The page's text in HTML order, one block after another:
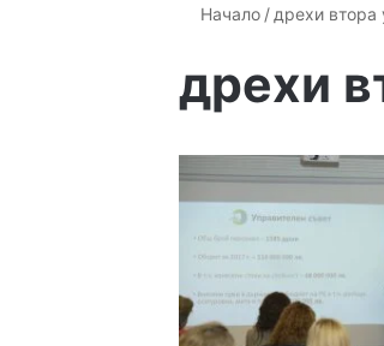
Начало / дрехи втора
дрехи